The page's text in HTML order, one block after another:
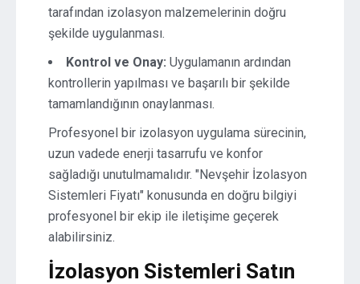
tarafından izolasyon malzemelerinin doğru
şekilde uygulanması.
Kontrol ve Onay: Uygulamanın ardından
kontrollerin yapılması ve başarılı bir şekilde
tamamlandığının onaylanması.
Profesyonel bir izolasyon uygulama sürecinin,
uzun vadede enerji tasarrufu ve konfor
sağladığı unutulmamalıdır. "Nevşehir İzolasyon
Sistemleri Fiyatı" konusunda en doğru bilgiyi
profesyonel bir ekip ile iletişime geçerek
alabilirsiniz.
İzolasyon Sistemleri Satın